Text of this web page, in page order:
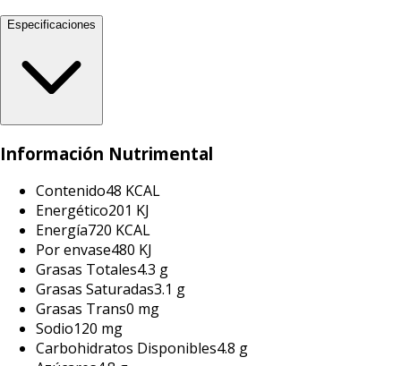
Especificaciones
Información Nutrimental
Contenido48 KCAL
Energético201 KJ
Energía720 KCAL
Por envase480 KJ
Grasas Totales4.3 g
Grasas Saturadas3.1 g
Grasas Trans0 mg
Sodio120 mg
Carbohidratos Disponibles4.8 g